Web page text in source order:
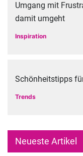
Umgang mit
damit umgeht
Inspiration
Schönheitstipps
Trends
Neueste Artikel